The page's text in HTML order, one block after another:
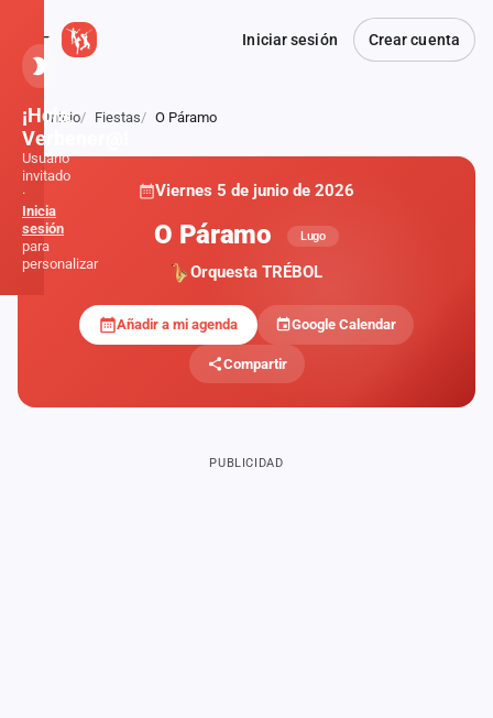
Iniciar sesión Crear cuenta
Atrás
Inicio Fiestas O Páramo
Viernes 5 de junio de 2026
O Páramo Lugo
Orquesta TRÉBOL
Añadir a mi agenda Google Calendar
Compartir
PUBLICIDAD
¡Hola,
Verbener@!
Usuario
invitado
·
Inicia
sesión
para
personalizar